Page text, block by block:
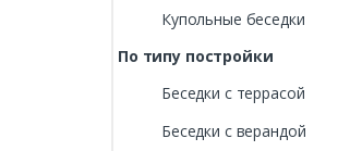
Купольные беседки
По типу постройки
Беседки с террасой
Беседки с верандой